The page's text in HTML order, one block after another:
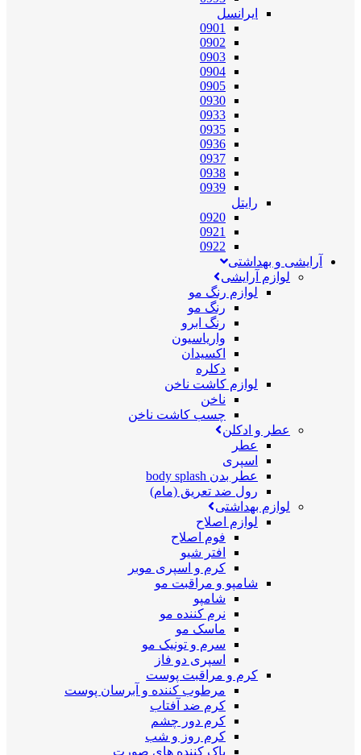
ایرانسل
0901
0902
0903
0904
0905
0930
0933
0935
0936
0937
0938
0939
رایتل
0920
0921
0922
آرایشی و بهداشتی
لوازم آرایشی
لوازم رنگ مو
رنگ مو
رنگ ابرو
واریاسیون
اکسیدان
دکلره
لوازم کاشت ناخن
ناخن
چسب کاشت ناخن
عطر و ادکلن
عطر
اسپری
عطر بدن body splash
رول ضد تعریق (مام)
لوازم بهداشتی
لوازم اصلاح
فوم اصلاح
افتر شیو
کرم و اسپری موبر
شامپو و مراقبت مو
شامپو
نرم کننده مو
ماسک مو
سرم و تونیک مو
اسپری دو فاز
کرم و مراقبت پوست
مرطوب کننده و آبرسان پوست
کرم ضد آفتاب
کرم دور چشم
کرم روز و شب
پاک کننده های صورت